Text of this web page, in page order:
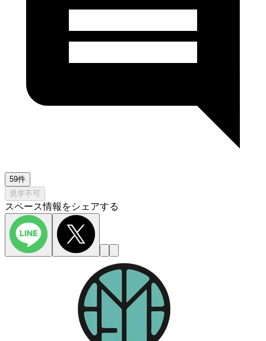
59件
見学不可
スペース情報をシェアする